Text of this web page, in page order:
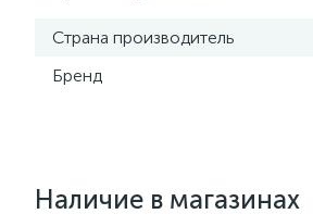
Страна производитель
Бренд
Наличие в магазинах